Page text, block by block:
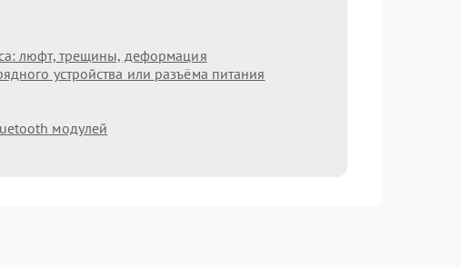
люфт, трещины, деформация
устройства или разъёма питания
модулей